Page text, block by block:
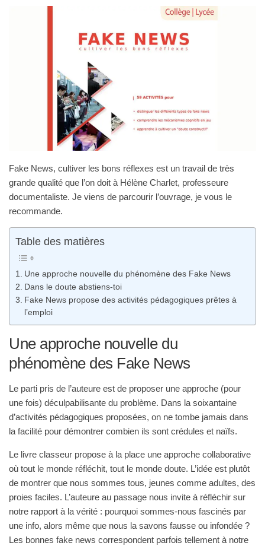
Fake News, cultiver les bons réflexes est un travail de très
grande qualité que l’on doit à Hélène Charlet, professeure
documentaliste. Je viens de parcourir l’ouvrage, je vous le
recommande.
Table des matières
Une approche nouvelle du phénomène des Fake News
Dans le doute abstiens-toi
Fake News propose des activités pédagogiques prêtes à
l’emploi
Une approche nouvelle du
phénomène des Fake News
Le parti pris de l’auteure est de proposer une approche (pour
une fois) déculpabilisante du problème. Dans la soixantaine
d’activités pédagogiques proposées, on ne tombe jamais dans
la facilité pour démontrer combien ils sont crédules et naïfs.
Le livre classeur propose à la place une approche collaborative
où tout le monde réfléchit, tout le monde doute. L’idée est plutôt
de montrer que nous sommes tous, jeunes comme adultes, des
proies faciles. L’auteure au passage nous invite à réfléchir sur
notre rapport à la vérité : pourquoi sommes-nous fascinés par
une info, alors même que nous la savons fausse ou infondée ?
Les bonnes fake news correspondent parfois tellement à notre